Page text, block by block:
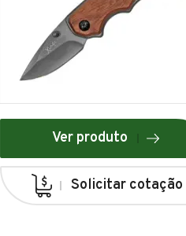
Ver produto
Solicitar cotação